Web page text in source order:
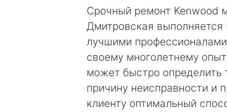
Срочный ремонт Kenwood
Дмитровская выполняется
лучшими
своему многолетнему
может быстро определить
причину неисправности и
клиенту оптимальный